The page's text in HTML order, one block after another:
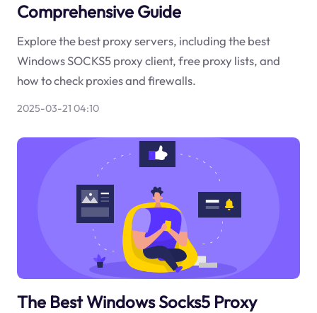
Comprehensive Guide
Explore the best proxy servers, including the best
Windows SOCKS5 proxy client, free proxy lists, and
how to check proxies and firewalls.
2025-03-21 04:10
The Best Windows Socks5 Proxy